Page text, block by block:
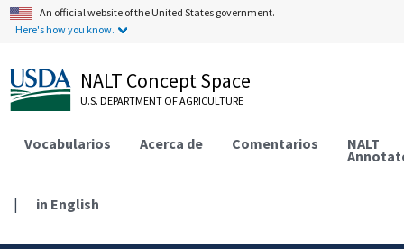
An official website of the United States government.
Here's how you know.
NALT Concept Space
U.S. DEPARTMENT OF AGRICULTURE
Vocabularios Acerca de Comentarios NALT
| in English